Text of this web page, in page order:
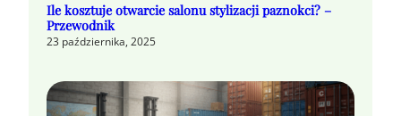
Ile kosztuje otwarcie salonu stylizacji paznokci? –
Przewodnik
23 października, 2025